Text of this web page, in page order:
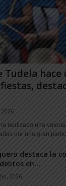
Tudela
2026
realizado una
por una gran
destaca la
en...
2026